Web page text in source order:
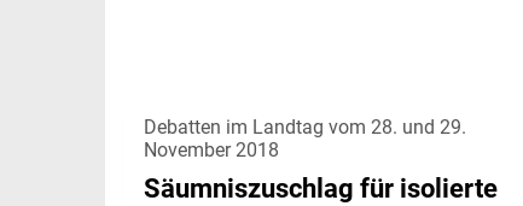
Debatten im Landtag vom 28. und 29.
November 2018
Säumniszuschlag für isolierte